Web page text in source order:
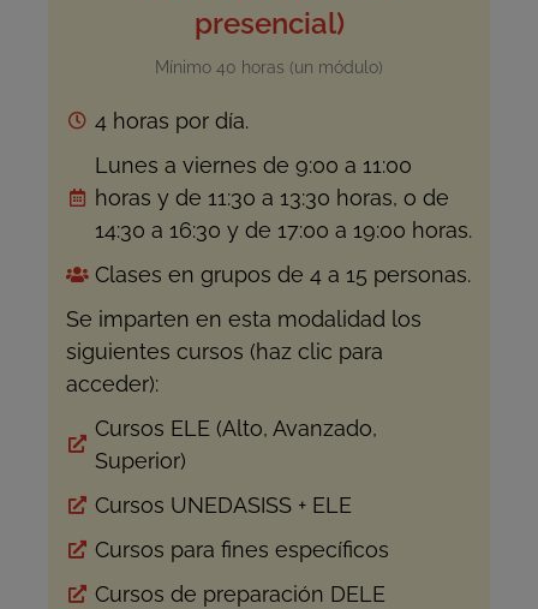
presencial)
Mínimo 40 horas (un módulo)
4 horas por día.
Lunes a viernes de 9:00 a 11:00
horas y de 11:30 a 13:30 horas, o de
14:30 a 16:30 y de 17:00 a 19:00 horas.
Clases en grupos de 4 a 15 personas.
Se imparten en esta modalidad los
siguientes cursos (haz clic para
acceder):
Cursos ELE (Alto, Avanzado,
Superior)
Cursos UNEDASISS + ELE
Cursos para fines específicos
Cursos de preparación DELE